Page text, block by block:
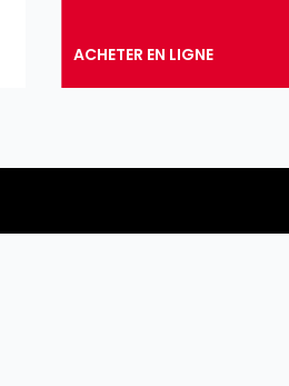
ACHETER EN LIGNE